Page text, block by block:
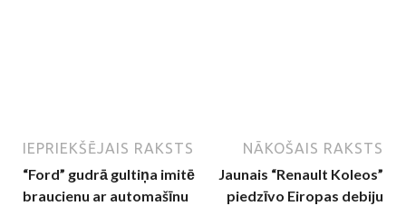
IEPRIEKŠĒJAIS RAKSTS
“Ford” gudrā gultiņa imitē
braucienu ar automašīnu
NĀKOŠAIS RAKSTS
Jaunais “Renault Koleos”
piedzīvo Eiropas debiju